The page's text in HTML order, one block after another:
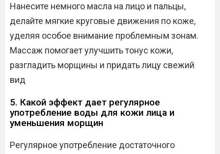
Нанесите немного масла на лицо и пальцы,
делайте мягкие круговые движения по коже,
уделяя особое внимание проблемным зонам.
Массаж помогает улучшить тонус кожи,
разгладить морщины и придать лицу свежий
вид
5. Какой эффект дает регулярное
употребление воды для кожи лица и
уменьшения морщин
Регулярное употребление достаточного